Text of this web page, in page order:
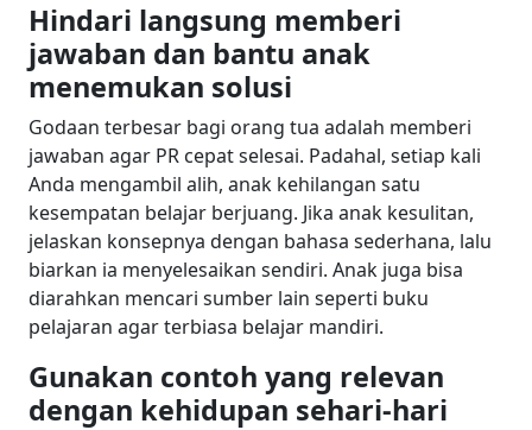
Hindari langsung memberi
jawaban dan bantu anak
menemukan solusi
Godaan terbesar bagi orang tua adalah memberi
jawaban agar PR cepat selesai. Padahal, setiap kali
Anda mengambil alih, anak kehilangan satu
kesempatan belajar berjuang. Jika anak kesulitan,
jelaskan konsepnya dengan bahasa sederhana, lalu
biarkan ia menyelesaikan sendiri. Anak juga bisa
diarahkan mencari sumber lain seperti buku
pelajaran agar terbiasa belajar mandiri.
Gunakan contoh yang relevan
dengan kehidupan sehari-hari